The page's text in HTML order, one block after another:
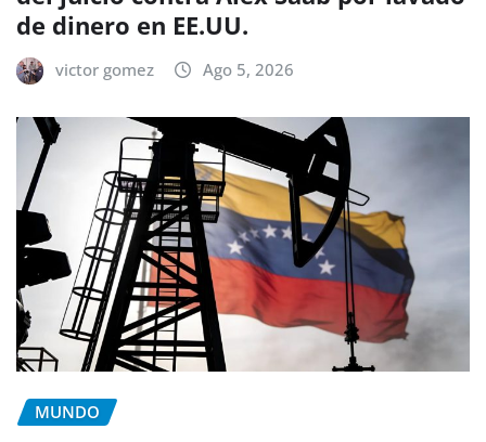
de dinero en EE.UU.
victor gomez Ago 5, 2026
MUNDO